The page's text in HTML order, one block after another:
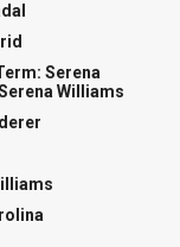
Serena
Williams